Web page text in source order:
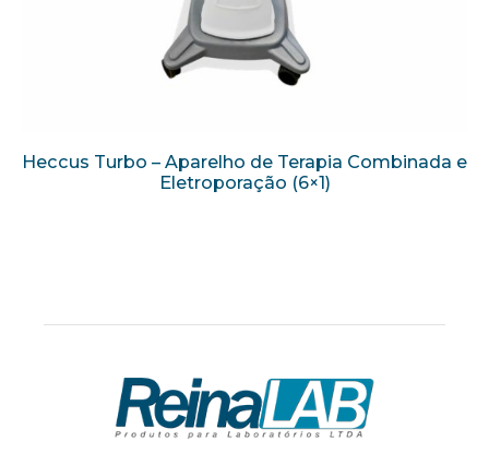
Heccus Turbo – Aparelho de Terapia Combinada e
Eletroporação (6×1)